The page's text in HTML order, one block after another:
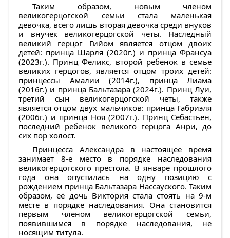
Таким образом, новым членом
великогерцогской семьи стала маленькая
девочка, всего лишь вторая девочка среди внуков
и внучек великогерцогской четы. Наследный
великий герцог Гийом является отцом двоих
детей: принца Шарля (2020г.) и принца Франсуа
(2023г.). Принц Феликс, второй ребенок в семье
великих герцогов, является отцом троих детей:
принцессы Амалии (2014г.), принца Лиама
(2016г.) и принца Бальтазара (2024г.). Принц Луи,
третий сын великогерцогской четы, также
является отцом двух мальчиков: принца Габриэля
(2006г.) и принца Ноя (2007г.). Принц Себастьен,
последний ребенок великого герцога Анри, до
сих пор холост.
Принцесса Александра в настоящее время
занимает 8-е место в порядке наследования
великогерцогского престола. В январе прошлого
года она опустилась на одну позицию с
рождением принца Бальтазара Нассауского. Таким
образом, её дочь Виктория стала стоять на 9-м
месте в порядке наследования. Она становится
первым членом великогерцогской семьи,
появившимся в порядке наследования, не
носящим титула.